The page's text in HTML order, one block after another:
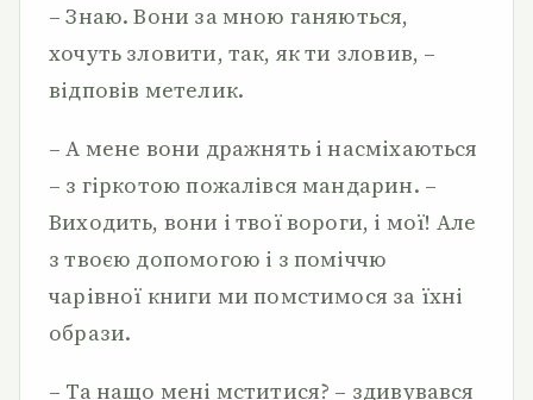
– Знаю. Вони за мною ганяються,
хочуть зловити, так, як ти зловив, –
відповів метелик.
– А мене вони дражнять і насміхаються
– з гіркотою пожалівся мандарин. –
Виходить, вони і твої вороги, і мої! Але
з твоєю допомогою і з поміччю
чарівної книги ми помстимося за їхні
образи.
– Та нащо мені мститися? – здивувався